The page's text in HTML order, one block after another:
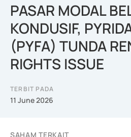
PASAR MODAL
KONDUSIF,
(PYFA) TUNDA
RIGHTS ISSUE
TERBIT PADA
11 June 2026
SAHAM TERKAIT